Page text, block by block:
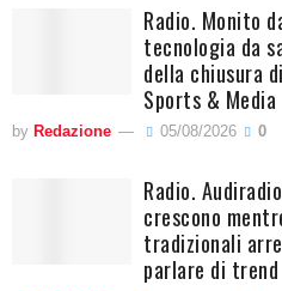
Radio. Monito
tecnologia da
della chiusura
Sports & Media
by Redazione 05/08/2026 0
Radio.
crescono
tradizionali
parlare di trend